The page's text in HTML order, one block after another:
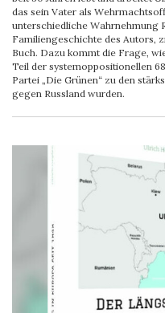
das sein Vater als
unterschiedliche Wahrnehmung
Familiengeschichte des Autors,
Buch. Dazu kommt die Frage,
Teil der systemoppositionellen
Partei „Die Grünen“ zu den
gegen Russland wurden.